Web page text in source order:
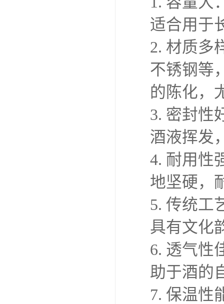
适合用于
2. 材质多
不锈钢等
的陈化，
3. 密封性
酒液挥发
4. 耐用性
地坚硬，
5. 传统工
具有文化
6. 透气性
助于酒的
7. 保温性